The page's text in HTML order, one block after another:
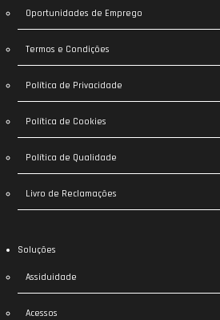
Oportunidades de Emprego
Termos e Condições
Política de Privacidade
Política de Cookies
Política de Qualidade
Livro de Reclamações
Soluções
Assiduidade
Acessos